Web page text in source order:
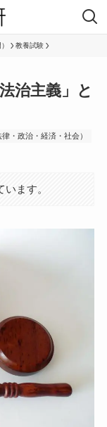
教養試験
治主義」と
・政治・経済・社会）
ます。